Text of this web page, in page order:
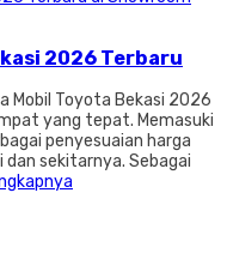
2026 Terbaru
Mobil Toyota Bekasi 2026
yang tepat. Memasuki
penyesuaian harga
sekitarnya. Sebagai